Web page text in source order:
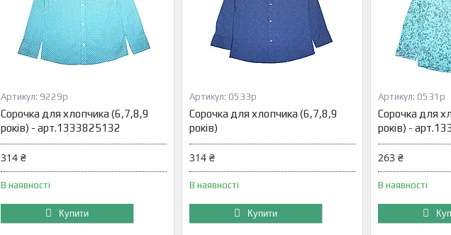
9229р
Сорочка для хлопчика (6,7,8,9
років) - арт.1333825132
314 ₴
В наявності
Купити
0533р
Сорочка для хлопчика (6,7,8,9
років)
314 ₴
В наявності
Купити
0531р
Сорочка для
років) -
263 ₴
В наявності